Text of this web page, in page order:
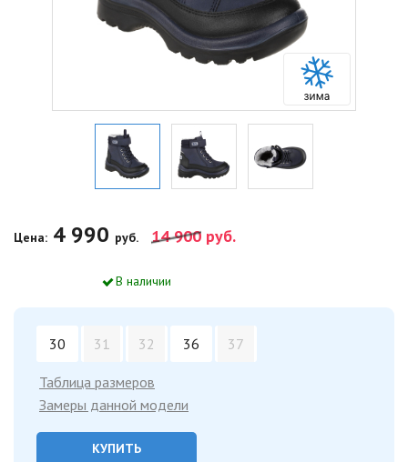
Цена: 4 990 руб. 14 900 руб.
В наличии
30 31 32 36 37
Таблица размеров
Замеры данной модели
КУПИТЬ